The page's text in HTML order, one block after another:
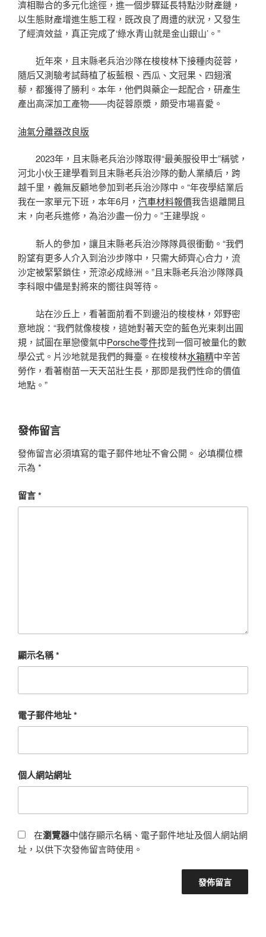
濟相聯合的多元化途徑，進一個步驟延長特點沙財產鏈，
以生態財產增進生態工程，既改良了周遭的狀況，又發生
了經濟效益，真正完成了‘綠水青山就是金山銀山’。”
近年來，且末縣老兵治沙隊在梭梭林下接種肉蓯蓉，
隨后又測驗考試蒔植了板藍根、西瓜、文冠果、四翅濱
藜，都獲得了勝利。本年，他們與藥企一起配合，研產生
產出高深加工產物——肉蓯蓉原漿，頗受市場喜愛。
油氣分離器改良版
2023年，且末縣老兵治沙隊取得“最美服役甲士”稱號，
河北小伙王建學看到且末縣老兵治沙隊的動人業績后，跨
越千里，義無反顧地參加到老兵治沙隊中。“年夜學結業后
我在一家單元下班，本年6月， 汽車材料報價我告退離開且
末，向老兵進修，為治沙盡一份力。”王建學說。
新人的參加，讓且末縣老兵治沙隊隊員很衝動。“我們
盼望有更多人介入到治沙步隊中，只需大師齊心合力，流
沙定被緊緊鎖住，荒涼必成綠洲。”且末縣老兵治沙隊隊員
李科眼中儘是對將來的嚮往與等待。
站在沙丘上，看著面前看不到邊沿的梭梭林，郊野密
意地說：“我們就像梭梭，這她對著天空的藍色光束刺出圓
規，試圖在單戀傻氣中Porsche零件找到一個可被量化的數
學公式。片沙地就是我們的舞臺。在梭梭林水箱精中辛苦
勞作，看著樹苗一天天茁壯生長，那即是我們性命的價值
地點。”
發佈留言
發佈留言必須填寫的電子郵件地址不會公開。 必填欄位標
示為 *
留言*
顯示名稱*
電子郵件地址*
個人網站網址
在瀏覽器中儲存顯示名稱、電子郵件地址及個人網站網
址，以供下次發佈留言時使用。